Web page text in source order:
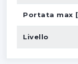
Portata max
Livello